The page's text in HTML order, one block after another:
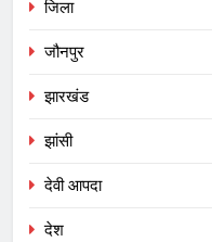
जिला
जौनपुर
झारखंड
झांसी
देवी आपदा
देश